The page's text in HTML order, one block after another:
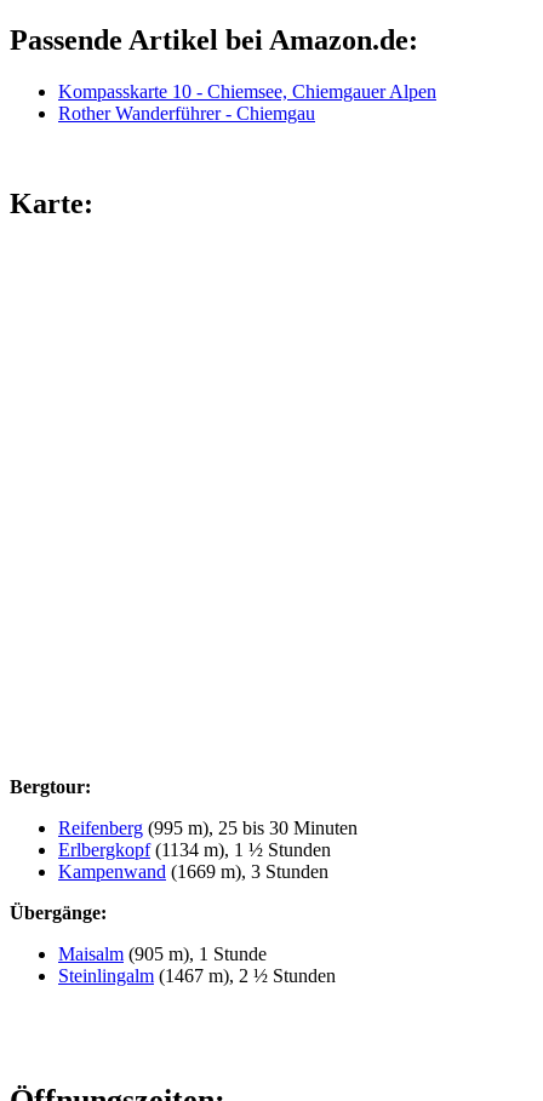
Passende Artikel bei Amazon.de:
Kompasskarte 10 - Chiemsee, Chiemgauer Alpen
Rother Wanderführer - Chiemgau
Karte:
Bergtour:
Reifenberg (995 m), 25 bis 30 Minuten
Erlbergkopf(1134 m), 1 ½ Stunden
Kampenwand (1669 m), 3 Stunden
Übergänge:
Maisalm (905 m), 1 Stunde
Steinlingalm (1467 m), 2 ½ Stunden